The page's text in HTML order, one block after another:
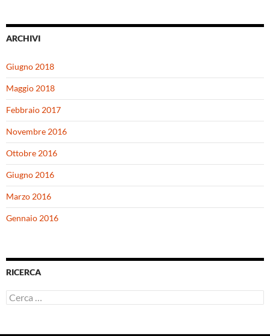
ARCHIVI
Giugno 2018
Maggio 2018
Febbraio 2017
Novembre 2016
Ottobre 2016
Giugno 2016
Marzo 2016
Gennaio 2016
RICERCA
Ricerca
per: